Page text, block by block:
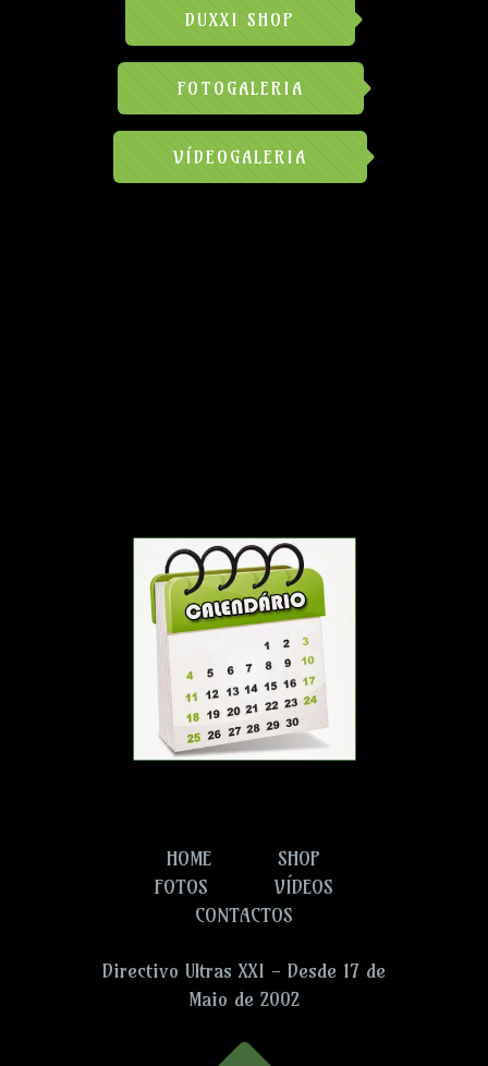
DUXXI SHOP
FOTOGALERIA
VÍDEOGALERIA
HOME
SHOP
FOTOS
VÍDEOS
CONTACTOS
Directivo Ultras XXI - Desde 17 de
Maio de 2002